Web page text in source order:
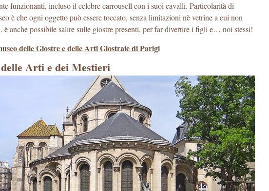
funzionanti, incluso il celebre carrousell con i suoi cavalli. Particolarità di
è che ogni oggetto può essere toccato, senza limitazioni nè vetrine a cui non
è anche possibile salire sulle giostre presenti, per far divertire i figli e… noi stessi!
delle Giostre e delle Arti Giostraie di Parigi
Arti e dei Mestieri